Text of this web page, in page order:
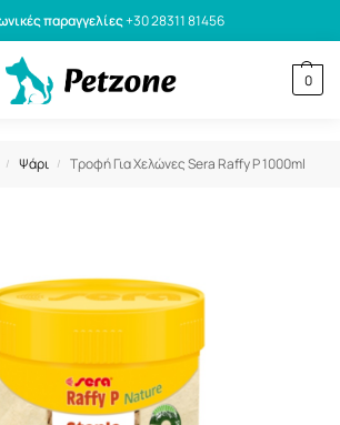
παραγγελίες+30 28311 81456
0
/ Ψάρι / Τροφή Για Χελώνες Sera Raffy P 1000ml